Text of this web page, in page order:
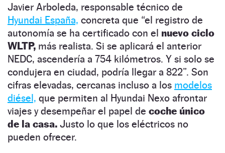
Javier Arboleda, responsable técnico de
Hyundai España, concreta que “el registro de
autonomía se ha certificado con el nuevo ciclo
WLTP, más realista. Si se aplicará el anterior
NEDC, ascendería a 754 kilómetros. Y si solo se
condujera en ciudad, podría llegar a 822”. Son
cifras elevadas, cercanas incluso a los modelos
diésel, que permiten al Hyundai Nexo afrontar
viajes y desempeñar el papel de coche único
de la casa. Justo lo que los eléctricos no
pueden ofrecer.